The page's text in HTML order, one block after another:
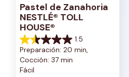
Pastel de Zanahoria
NESTLÉ® TOLL
HOUSE®
1.5
1.5
de
5
estrellas.
Preparación: 20 min,
Cocción: 37 min
Fácil